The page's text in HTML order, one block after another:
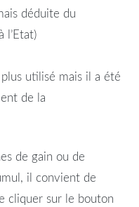
déduite du
l’Etat)
utilisé mais il a été
de la
de gain ou de
il convient de
cliquer sur le bouton